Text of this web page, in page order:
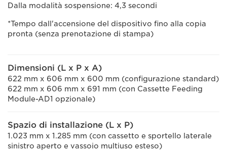
Dalla modalità sospensione: 4,3 secondi
*Tempo dall'accensione del dispositivo fino alla copia
pronta (senza prenotazione di stampa)
Dimensioni (L x P x A)
622 mm x 606 mm x 600 mm (configurazione standard)
622 mm x 606 mm x 691 mm (con Cassette Feeding
Module-AD1 opzionale)
Spazio di installazione (L x P)
1.023 mm x 1.285 mm (con cassetto e sportello laterale
sinistro aperto e vassoio multiuso esteso)